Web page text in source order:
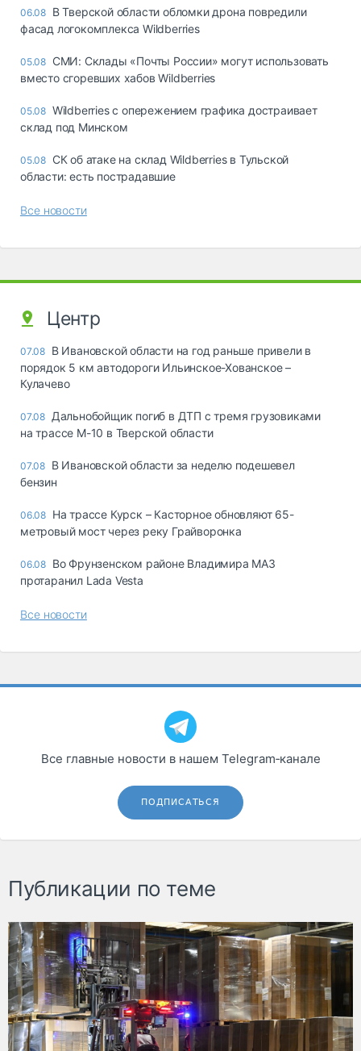
06.08 В Тверской области обломки дрона повредили
фасад логокомплекса Wildberries
05.08 СМИ: Склады «Почты России» могут использовать
вместо сгоревших хабов Wildberries
05.08 Wildberries с опережением графика достраивает
склад под Минском
05.08 СК об атаке на склад Wildberries в Тульской
области: есть пострадавшие
Все новости
Центр
07.08 В Ивановской области на год раньше привели в
порядок 5 км автодороги Ильинское-Хованское –
Кулачево
07.08 Дальнобойщик погиб в ДТП с тремя грузовиками
на трассе М-10 в Тверской области
07.08 В Ивановской области за неделю подешевел
бензин
06.08 На трассе Курск – Касторное обновляют 65-
метровый мост через реку Грайворонка
06.08 Во Фрунзенском районе Владимира МАЗ
протаранил Lada Vesta
Все новости
Все главные новости в нашем Telegram‑канале
ПОДПИСАТЬСЯ
Публикации по теме